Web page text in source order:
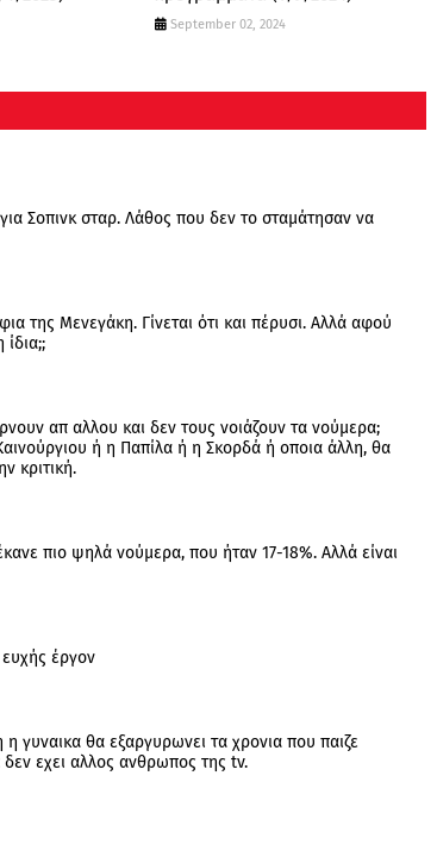
September 02, 2024
Σοπινκ σταρ. Λάθος που δεν το σταμάτησαν να
της Μενεγάκη. Γίνεται ότι και πέρυσι. Αλλά αφού
απ αλλου και δεν τους νοιάζουν τα νούμερα;
ή η Παπίλα ή η Σκορδά ή οποια άλλη, θα
κριτική.
πιο ψηλά νούμερα, που ήταν 17-18%. Αλλά είναι
ευχής έργον
γυναικα θα εξαργυρωνει τα χρονια που παιζε
εχει αλλος ανθρωπος της tv.